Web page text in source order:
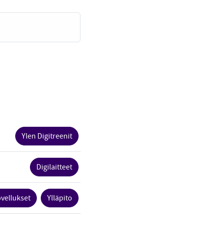
Ylen Digitreenit
Digilaitteet
Ylläpito